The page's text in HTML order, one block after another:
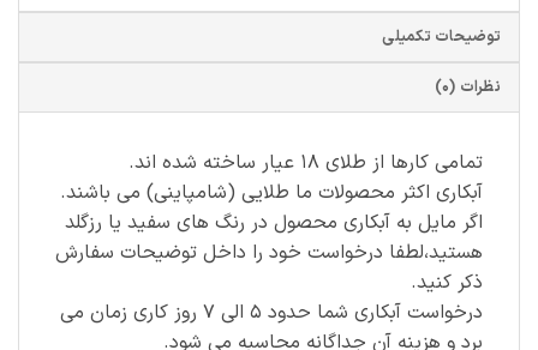
توضیحات تکمیلی
نظرات (0)
تمامی کارها از طلای ۱۸ عیار ساخته شده اند.
آبکاری اکثر محصولات ما طلایی (شامپاینی) می باشند.
اگر مایل به آبکاری محصول در رنگ های سفید یا رزگلد
هستید،لطفا درخواست خود را داخل توضیحات سفارش
ذکر کنید.
درخواست آبکاری شما حدود ۵ الی ۷ روز کاری زمان می
برد و هزینه آن جداگانه محاسبه می شود.